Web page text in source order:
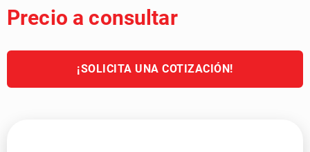
Precio a consultar
¡SOLICITA UNA COTIZACIÓN!